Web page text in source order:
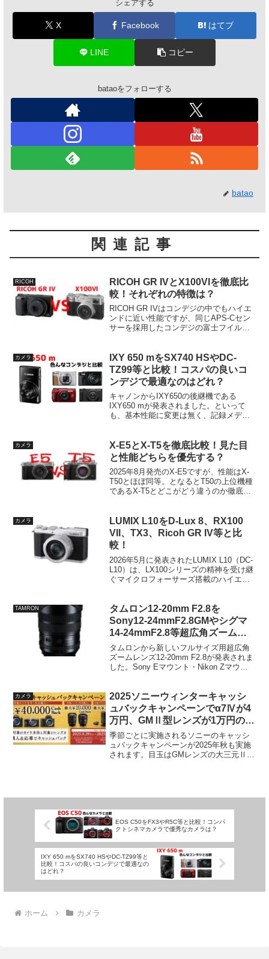
シェアする
X Facebook はてブ
LINE コピー
bataoをフォローする
batao
関連記事
RICOH
RICOH GR IVとX100VIを徹底比
較！それぞれの特徴は？
RICOH GR IVはコンデジの中でもハイエ
ンドに近い性能ですが、同じAPS-Cセン
サーを採用したコンデジの富士フイルム
か確認してみます。価格は約9万円全体的
な...
カメラ
IXY 650 mをSX740 HSやDC-
TZ99等と比較！コスパの良いコ
ンデジで最適なのはどれ？
キャノンからIXY650の後継機である
IXY650 mが発表されました。といって
も、基本性能に変更は無く、記録メディ
りました。ただ価格は上がっており、改
めて...
カメラ
X-E5とX-T5を徹底比較！見た目
と性能どちらを優先する？
2025年8月発売のX-E5ですが、性能はX-
T50とほぼ同等。となるとT50の上位機種
であるX-T5とどこがどう違うのか徹底的
は実勢価格が23万円とほぼ同額...
カメラ
LUMIX L10をD-Lux 8、RX100
VII、TX3、Ricoh GR IV等と比
較！
2026年5月に発表されたLUMIX L10（DC-
L10）は、LX100シリーズの精神を受け継
ぐマイクロフォーサーズ搭載のハイエン
能を備えています。このカメラ...
TAMRON
タムロン12-20mm F2.8を
Sony12-24mmF2.8GMやシグマ
14-24mmF2.8等超広角ズームレ
ンズと比較！
タムロンから新しいフルサイズ用超広角
ズームレンズ12-20mm F2.8が発表されま
した。Sony Eマウント・Nikon Zマウン
ズです。今回は同じSony Eマ...
カメラ
2025ソニーウィンターキャッシ
ュバックキャンペーンでα7Ⅳが4
万円、GMⅡ型レンズが1万円のキ
ャッシュバック！
季節ごとに実施されるソニーのキャッシ
ュバックキャンペーンが2025年秋も実施
されます。目玉はGMレンズの大三元Ⅱ型
EOS C50をFX3やR5C等と比較！コンパ
クトシネマカメラで優秀なカメラは？
IXY 650 mをSX740 HSやDC-TZ99等と
比較！コスパの良いコンデジで最適なの
はどれ？
ホーム カメラ